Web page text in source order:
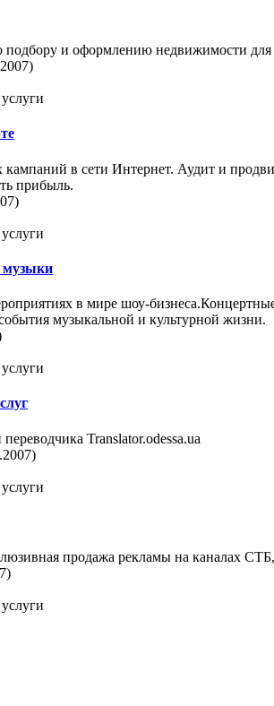
и оформлению недвижимости
в сети Интернет. Аудит и
прибыль.
музыки
в мире шоу-
музыкальной и культурной жизни.
Translator.odessa.ua
продажа рекламы на каналах